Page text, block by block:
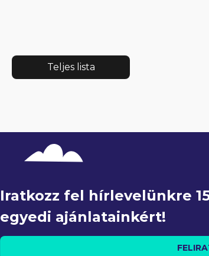
Teljes lista
Iratkozz fel hírlevelünkre
egyedi ajánlatainkért!